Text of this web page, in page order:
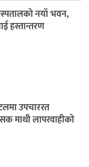
नयाँ भवन,
हस्तान्तरण
उपचाररत
माथी लापरवाहीको